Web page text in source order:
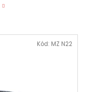
Kód: MZ N22